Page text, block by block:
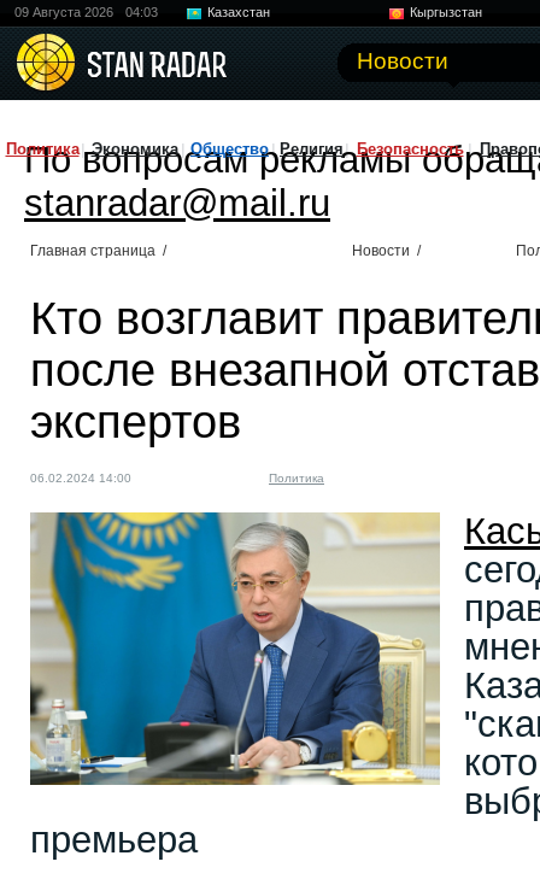
09 Августа 2026 04:03 Казахстан
Кыргызстан
Новости
Политика Экономика Общество Религия Безопасность
По вопросам рекламы
stanradar@mail.ru
Главная страница / Новости /
Кто возглавит
после внезапной
экспертов
06.02.2024 14:00 Политика
премьера